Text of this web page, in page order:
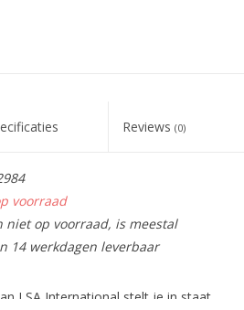
Reviews (0)
voorraad
niet op voorraad, is meestal
14 werkdagen leverbaar
LSA International stelt je in staat